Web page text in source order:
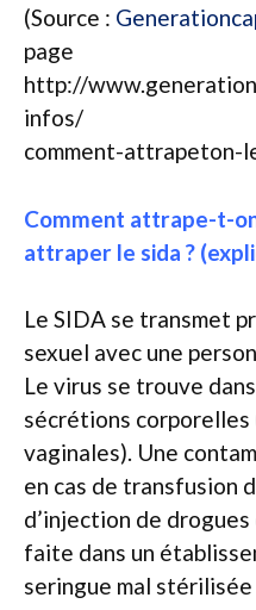
(Source :
page
http://
infos/
comment-attrapeton-
Comment attrape-t-
attraper le sida ?
Le SIDA se transmet
sexuel avec une
Le virus se trouve
sécrétions corporelles
vaginales). Une
en cas de transfusion
d’injection de drogues
faite dans un
seringue mal stérilisée